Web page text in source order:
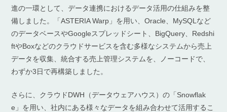
進の一環として、データ連携におけるデータ活用の仕組みを整
備しました。「ASTERIA Warp」を用い、Oracle、MySQLなど
のデータベースやGoogleスプレッドシート、BigQuery、Redshi
ftやBoxなどのクラウドサービスを含む多様なシステムから売上
データを収集、統合する売上管理システムを、ノーコードで、
わずか3日で再構築しました。
さらに、クラウドDWH（データウェアハウス）の「Snowflak
e」を用い、社内にある様々なデータを組み合わせて活用するこ